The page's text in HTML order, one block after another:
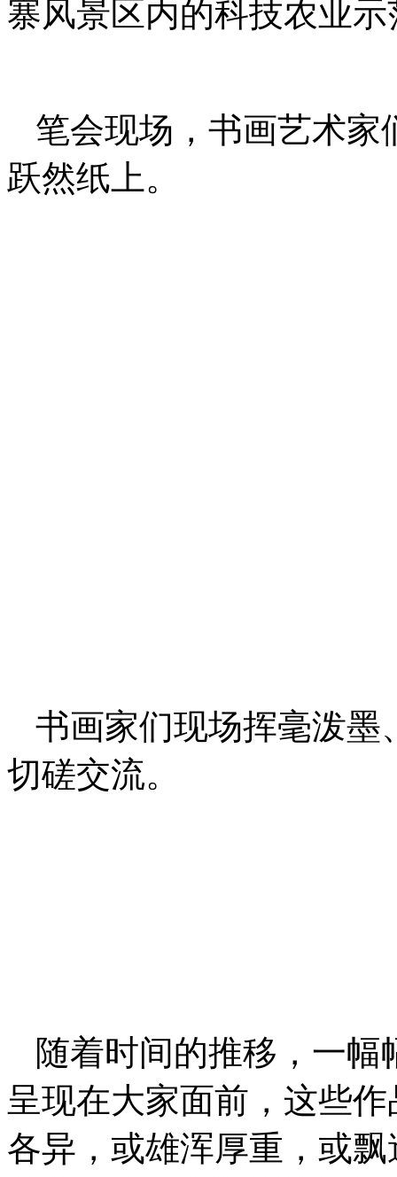
寨风景区内的科技农业
笔会现场，书画艺术家
跃然纸上。
书画家们现场挥毫泼墨
切磋交流。
随着时间的推移，一
呈现在大家面前，这些
各异，或雄浑厚重，或